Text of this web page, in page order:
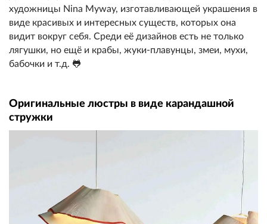
художницы Nina Myway, изготавливающей украшения в
виде красивых и интересных существ, которых она
видит вокруг себя. Среди её дизайнов есть не только
лягушки, но ещё и крабы, жуки-плавунцы, змеи, мухи,
бабочки и т.д. 🐸
Оригинальные люстры в виде карандашной
стружки